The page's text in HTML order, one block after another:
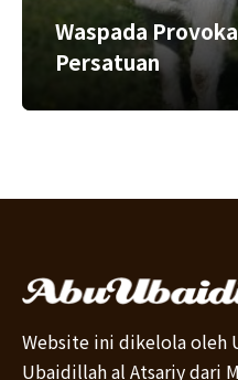
Waspada
Persatuan
Website ini dikelola oleh
Ubaidillah al Atsariy dari